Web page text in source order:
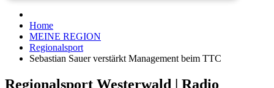
Home
MEINE REGION
Regionalsport
Sebastian Sauer verstärkt Management beim TTC
Regionalsport Westerwald | Radio